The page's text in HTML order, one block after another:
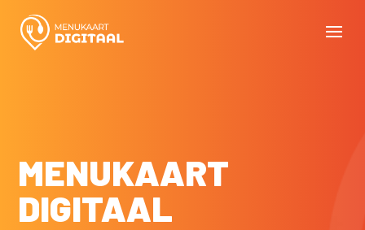
MENUKAART
DIGITAAL